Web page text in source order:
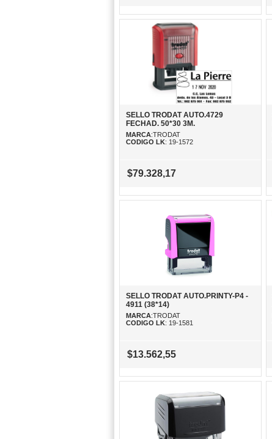
SELLO TRODAT AUTO.4729
FECHAD. 50*30 3M.
MARCA:TRODAT
CODIGO LK: 19-1572
$79.328,17
SELLO TRODAT AUTO.PRINTY-P4 -
4911 (38*14)
MARCA:TRODAT
CODIGO LK: 19-1581
$13.562,55